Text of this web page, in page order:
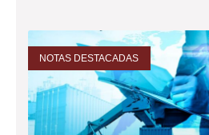
NOTAS DESTACADAS